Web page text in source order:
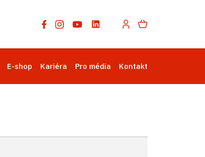
E-shop Kariéra Pro média Kontakt